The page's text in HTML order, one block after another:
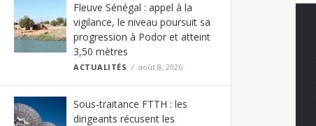
Fleuve Sénégal : appel à la
vigilance, le niveau poursuit sa
progression à Podor et atteint
3,50 mètres
ACTUALITÉS août 8, 2026
Sous-traitance FTTH : les
dirigeants récusent les